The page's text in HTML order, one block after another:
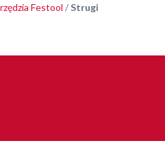
Festool /Strugi